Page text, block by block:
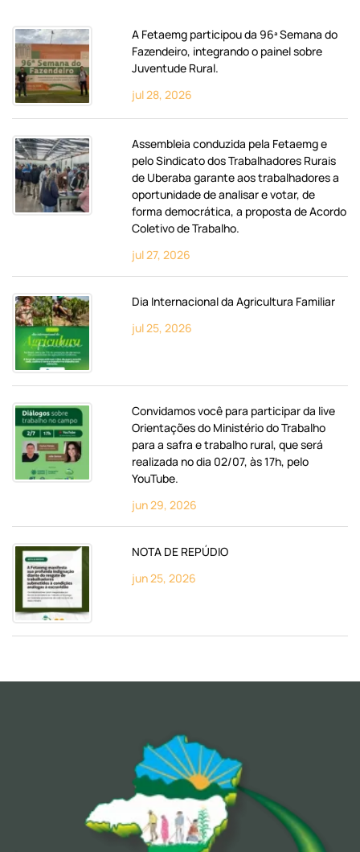
A Fetaemg participou da 96ª Semana do
Fazendeiro, integrando o painel sobre
Juventude Rural.
jul 28, 2026
Assembleia conduzida pela Fetaemg e
pelo Sindicato dos Trabalhadores Rurais
de Uberaba garante aos trabalhadores a
oportunidade de analisar e votar, de
forma democrática, a proposta de Acordo
Coletivo de Trabalho.
jul 27, 2026
Dia Internacional da Agricultura Familiar
jul 25, 2026
Convidamos você para participar da live
Orientações do Ministério do Trabalho
para a safra e trabalho rural, que será
realizada no dia 02/07, às 17h, pelo
YouTube.
jun 29, 2026
NOTA DE REPÚDIO
jun 25, 2026